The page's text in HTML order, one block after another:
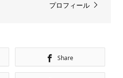
プロフィール
Share